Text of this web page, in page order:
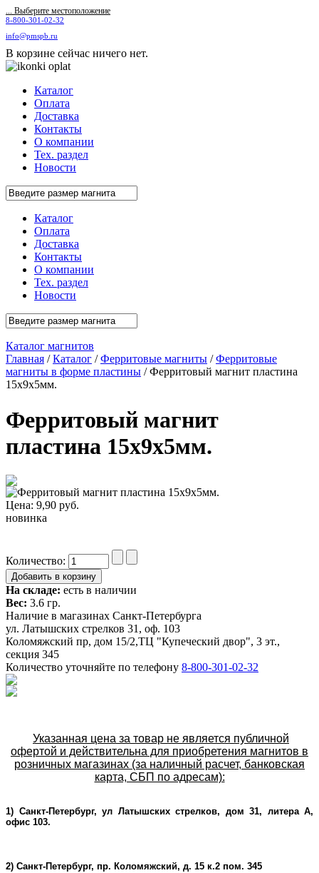
... Выберите местоположение
8-800-301-02-32
info@pmspb.ru
В корзине сейчас ничего нет.
Каталог
Оплата
Доставка
Контакты
О компании
Тех. раздел
Новости
Каталог
Оплата
Доставка
Контакты
О компании
Тех. раздел
Новости
Каталог магнитов
Главная /Каталог /Ферритовые магниты /Ферритовые
магниты в форме пластины / Ферритовый магнит пластина
15x9x5мм.
Ферритовый магнит
пластина 15x9x5мм.
Цена: 9,90 руб.
новинка
Количество:
На складе: есть в наличии
Вес: 3.6 гр.
Наличие в магазинах Санкт-Петербурга
ул. Латышских стрелков 31, оф. 103
Коломяжский пр, дом 15/2,ТЦ "Купеческий двор", 3 эт.,
секция 345
Количество уточняйте по телефону 8-800-301-02-32
Указанная цена за товар не является публичной
офертой и действительна для приобретения магнитов в
розничных магазинах (за наличный расчет, банковская
карта, СБП по адресам):
1) Санкт-Петербург, ул Латышских стрелков, дом 31, литера А,
офис 103.
2) Санкт-Петербург, пр. Коломяжский, д. 15 к.2 пом. 345